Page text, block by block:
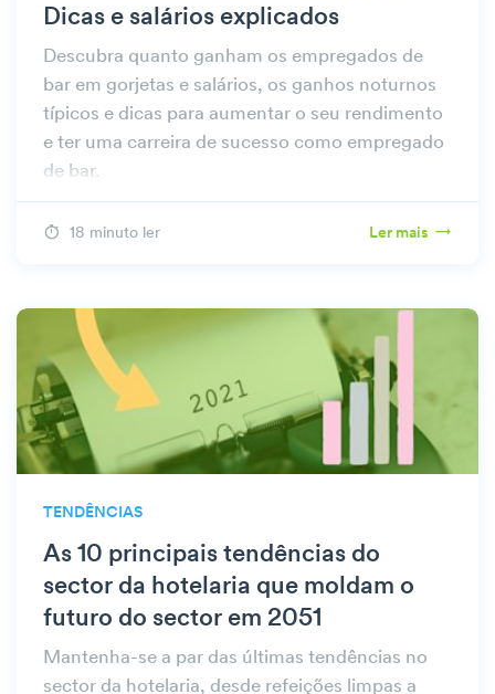
Dicas e salários explicados
Descubra quanto ganham os empregados de
bar em gorjetas e salários, os ganhos noturnos
típicos e dicas para aumentar o seu rendimento
e ter uma carreira de sucesso como empregado
de bar.
18 minuto ler Ler mais
TENDÊNCIAS
As 10 principais tendências do
sector da hotelaria que moldam o
futuro do sector em 2051
Mantenha-se a par das últimas tendências no
sector da hotelaria, desde refeições limpas a